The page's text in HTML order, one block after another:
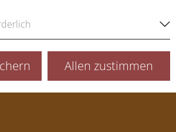
der Webseite erforderliche Cookies
Allen zustimmen